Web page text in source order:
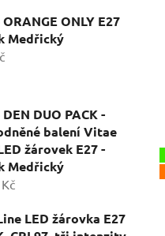
ONLY E27
Medřický
DUO PACK -
balení Vitae
žárovek E27 -
Medřický
LED žárovka E27